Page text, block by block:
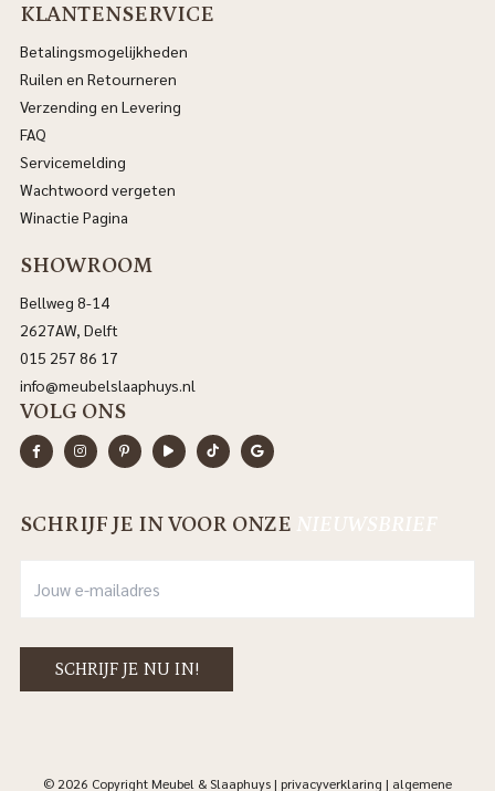
KLANTENSERVICE
Betalingsmogelijkheden
Ruilen en Retourneren
Verzending en Levering
FAQ
Servicemelding
Wachtwoord vergeten
Winactie Pagina
SHOWROOM
Bellweg 8-14
2627AW, Delft
015 257 86 17
info@meubelslaaphuys.nl
VOLG ONS
SCHRIJF JE IN VOOR ONZE NIEUWSBRIEF
© 2026 Copyright Meubel & Slaaphuys | privacyverklaring | algemene